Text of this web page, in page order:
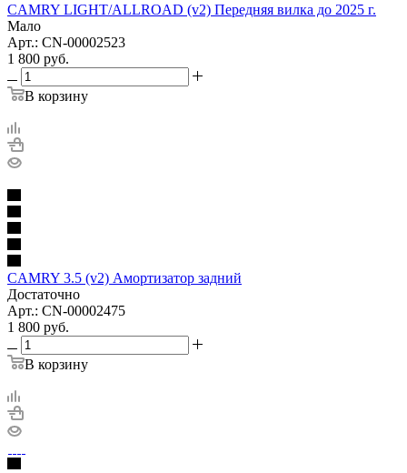
CAMRY LIGHT/ALLROAD (v2) Передняя вилка до 2025 г.
Мало
Арт.: CN-00002523
1 800 руб.
В корзину
CAMRY 3.5 (v2) Амортизатор задний
Достаточно
Арт.: CN-00002475
1 800 руб.
В корзину